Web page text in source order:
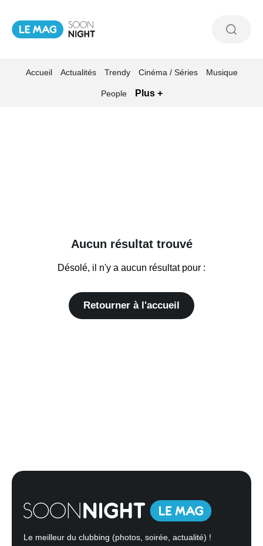
Accueil Actualités Trendy Cinéma / Séries Musique
People Plus +
Aucun résultat trouvé
Désolé, il n'y a aucun résultat pour :
Retourner à l'accueil
Le meilleur du clubbing (photos, soirée, actualité) !